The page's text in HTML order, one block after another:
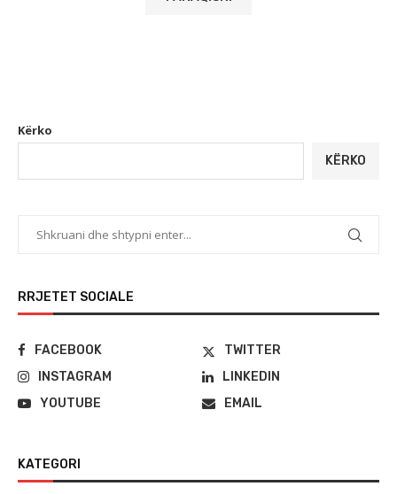
Kërko
KËRKO
RRJETET SOCIALE
FACEBOOK
TWITTER
INSTAGRAM
LINKEDIN
YOUTUBE
EMAIL
KATEGORI